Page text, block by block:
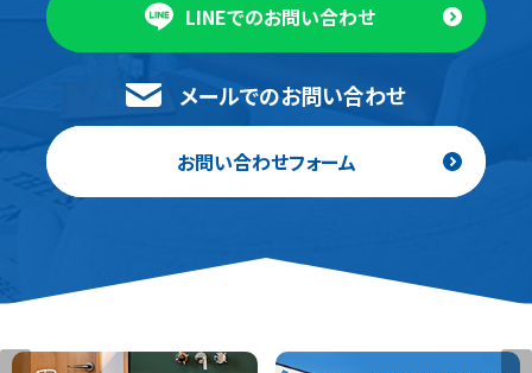
LINEでのお問い合わせ
メールでのお問い合わせ
お問い合わせフォーム